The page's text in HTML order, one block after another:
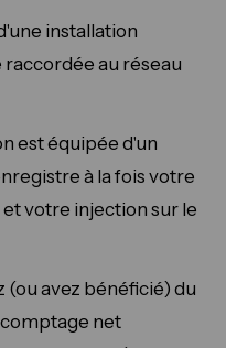
installation
au réseau
est équipée d'un
à la fois votre
votre injection sur le
(ou avez bénéficié) du
net